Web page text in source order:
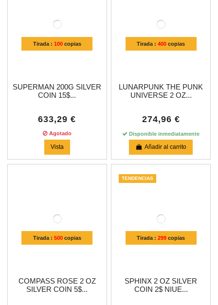
Tirada : 100copias
SUPERMAN 200G SILVER
COIN 15$...
633,29 €
Agotado
Vista
Tirada :400 copias
LUNARPUNK THE PUNK
UNIVERSE 2 OZ...
274,96 €
Disponible inmediatamente
Añadir al carrito
Tirada : 500copias
COMPASS ROSE 2 OZ
SILVER COIN 5$...
Tirada :299 copias
TENDENCIAS
SPHINX 2 OZ SILVER
COIN 2$ NIUE...